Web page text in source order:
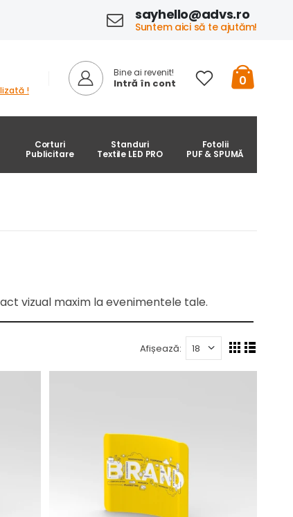
sayhello@advs.ro
Suntem aici să te ajutăm!
!
Bine ai revenit!
Intră în cont 0
Corturi
Publicitare
Standuri
Textile LED PRO
Fotolii
PUF & SPUMĂ
vizual maxim la evenimentele tale.
Afișează: